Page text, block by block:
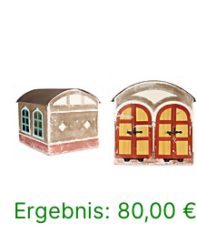
Ergebnis: 80,00 €